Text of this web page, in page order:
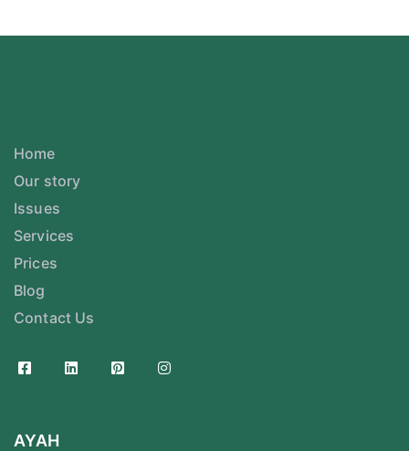
Home
Our story
Issues
Services
Prices
Blog
Contact Us
AYAH